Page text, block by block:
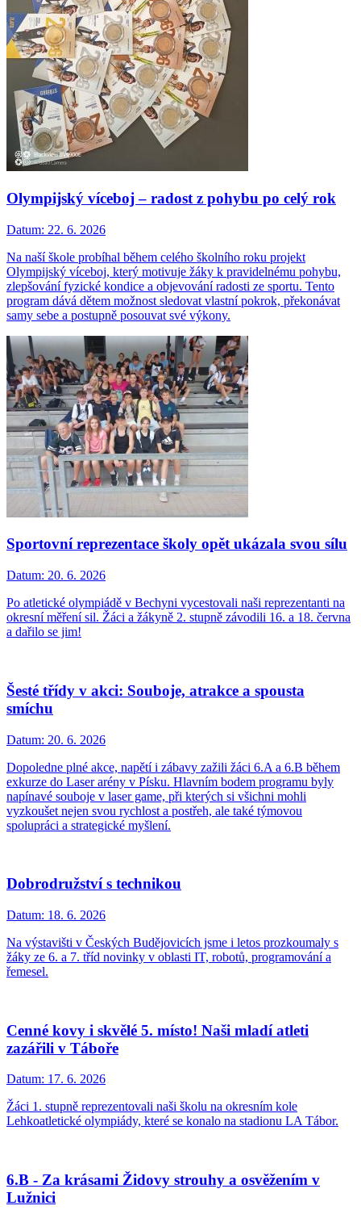
Olympijský víceboj – radost z pohybu po celý rok
Datum: 22. 6. 2026
Na naší škole probíhal během celého školního roku projekt
Olympijský víceboj, který motivuje žáky k pravidelnému pohybu,
zlepšování fyzické kondice a objevování radosti ze sportu. Tento
program dává dětem možnost sledovat vlastní pokrok, překonávat
samy sebe a postupně posouvat své výkony.
Sportovní reprezentace školy opět ukázala svou sílu
Datum: 20. 6. 2026
Po atletické olympiádě v Bechyni vycestovali naši reprezentanti na
okresní měření sil. Žáci a žákyně 2. stupně závodili 16. a 18. června
a dařilo se jim!
Šesté třídy v akci: Souboje, atrakce a spousta
smíchu
Datum: 20. 6. 2026
Dopoledne plné akce, napětí i zábavy zažili žáci 6.A a 6.B během
exkurze do Laser arény v Písku. Hlavním bodem programu byly
napínavé souboje v laser game, při kterých si všichni mohli
vyzkoušet nejen svou rychlost a postřeh, ale také týmovou
spolupráci a strategické myšlení.
Dobrodružství s technikou
Datum: 18. 6. 2026
Na výstavišti v Českých Budějovicích jsme i letos prozkoumaly s
žáky ze 6. a 7. tříd novinky v oblasti IT, robotů, programování a
řemesel.
Cenné kovy i skvělé 5. místo! Naši mladí atleti
zazářili v Táboře
Datum: 17. 6. 2026
Žáci 1. stupně reprezentovali naši školu na okresním kole
Lehkoatletické olympiády, které se konalo na stadionu LA Tábor.
6.B - Za krásami Židovy strouhy a osvěžením v
Lužnici